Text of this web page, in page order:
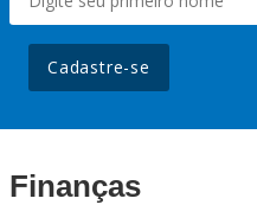
Cadastre-se
Finanças